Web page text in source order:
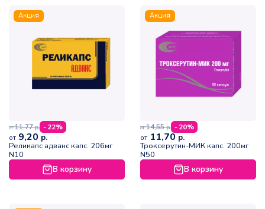
Акция
от 11,77р. - 22%
от 9,20 р.
Реликапс адванс капс. 206мг
N10
В корзину
Акция
от 14,55р. - 20%
от 11,70 р.
Троксерутин-МИК капс. 200мг
N50
В корзину